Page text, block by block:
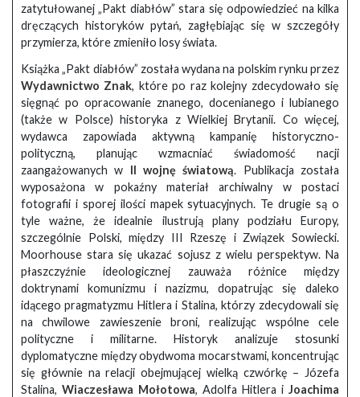
zatytułowanej „Pakt diabłów” stara się odpowiedzieć na kilka
dręczących historyków pytań, zagłębiając się w szczegóły
przymierza, które zmieniło losy świata.
Książka „Pakt diabłów” została wydana na polskim rynku przez
Wydawnictwo Znak, które po raz kolejny zdecydowało się
sięgnąć po opracowanie znanego, docenianego i lubianego
(także w Polsce) historyka z Wielkiej Brytanii. Co więcej,
wydawca zapowiada aktywną kampanię historyczno-
polityczną, planując wzmacniać świadomość nacji
zaangażowanych w II wojnę światową. Publikacja została
wyposażona w pokaźny materiał archiwalny w postaci
fotografii i sporej ilości mapek sytuacyjnych. Te drugie są o
tyle ważne, że idealnie ilustrują plany podziału Europy,
szczególnie Polski, między III Rzeszę i Związek Sowiecki.
Moorhouse stara się ukazać sojusz z wielu perspektyw. Na
płaszczyźnie ideologicznej zauważa różnice między
doktrynami komunizmu i nazizmu, dopatrując się daleko
idącego pragmatyzmu Hitlera i Stalina, którzy zdecydowali się
na chwilowe zawieszenie broni, realizując wspólne cele
polityczne i militarne. Historyk analizuje stosunki
dyplomatyczne między obydwoma mocarstwami, koncentrując
się głównie na relacji obejmującej wielką czwórkę – Józefa
Stalina, Wiaczesława Mołotowa, Adolfa Hitlera i Joachima